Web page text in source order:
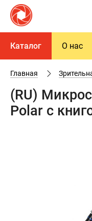
Каталог О нас
Главная
(RU)
Polar с